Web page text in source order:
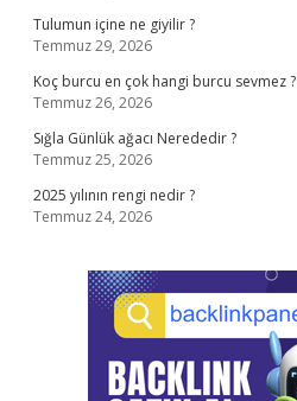
Tulumun içine ne giyilir ?
Temmuz 29, 2026
Koç burcu en çok hangi burcu sevmez ?
Temmuz 26, 2026
Sığla Günlük ağacı Nerededir ?
Temmuz 25, 2026
2025 yılının rengi nedir ?
Temmuz 24, 2026